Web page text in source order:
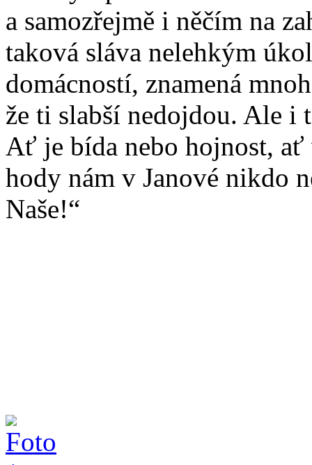
a samozřejmě i něčím na
taková sláva nelehkým
domácností, znamená
že ti slabší nedojdou. Ale
Ať je bída nebo hojnost, ať
hody nám v Janové nikdo
Naše!“